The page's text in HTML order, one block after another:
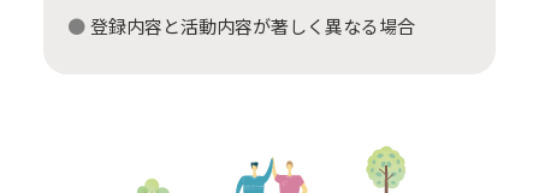
登録内容と活動内容が著しく異なる場合